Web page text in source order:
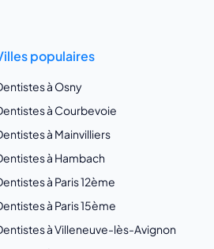
populaires
à Osny
à Courbevoie
à Mainvilliers
à Hambach
à Paris 12ème
à Paris 15ème
à Villeneuve-lès-Avignon